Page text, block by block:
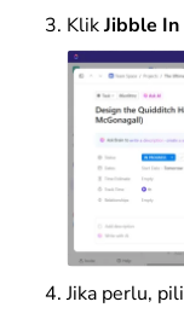
KlikJibble In
Jika perlu,